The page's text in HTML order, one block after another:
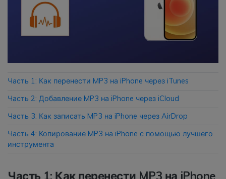
плейлисты с одного потокового
сервиса на другой.
Приложение
Передавайте данные WhatsApp &
WhatsApp Business без сброса
Приложение MobileTrans
Часть 1: Как перенести MP3 на iPhone через iTunes
Часть 2: Добавление MP3 на iPhone через iCloud
Часть 3: Как записать MP3 на iPhone через AirDrop
Часть 4: Копирование MP3 на iPhone с помощью лучшего
инструмента
Часть 1: Как перенести MP3 на iPhone